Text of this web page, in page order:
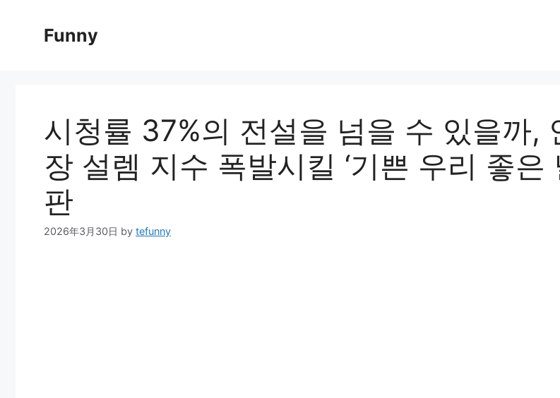
Funny
시청률 37%의 전설을 넘을 수 있을까,
장 설렘 지수 폭발시킬 ‘기쁜 우리 좋은
판
2026年3月30日 by tefunny